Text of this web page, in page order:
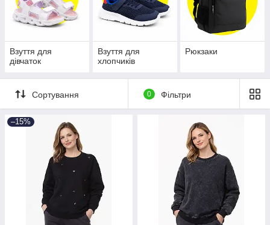
Взуття для
дівчаток
Взуття для
хлопчиків
Рюкзаки
Сортування 0 Фільтри
–15%